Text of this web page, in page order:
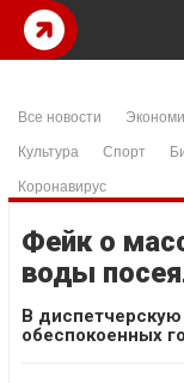
Все новости
Культура
Спорт
Коронавирус
Фейк о
воды
В диспетчерскую
обеспокоенных